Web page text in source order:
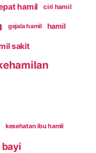
hamil ciri hamil
gejala hamil hamil
sakit
kesehatan ibu hamil